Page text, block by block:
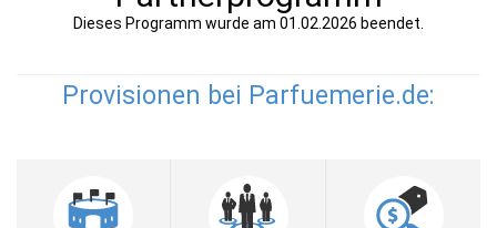
Dieses Programm wurde am 01.02.2026 beendet.
Provisionen bei Parfuemerie.de: